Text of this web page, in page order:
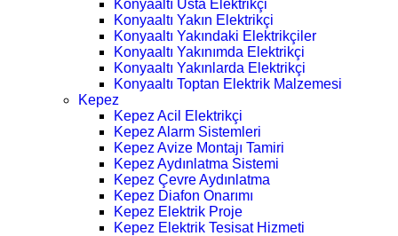
Konyaaltı Usta Elektrikçi
Konyaaltı Yakın Elektrikçi
Konyaaltı Yakındaki Elektrikçiler
Konyaaltı Yakınımda Elektrikçi
Konyaaltı Yakınlarda Elektrikçi
Konyaaltı Toptan Elektrik Malzemesi
Kepez
Kepez Acil Elektrikçi
Kepez Alarm Sistemleri
Kepez Avize Montajı Tamiri
Kepez Aydınlatma Sistemi
Kepez Çevre Aydınlatma
Kepez Diafon Onarımı
Kepez Elektrik Proje
Kepez Elektrik Tesisat Hizmeti